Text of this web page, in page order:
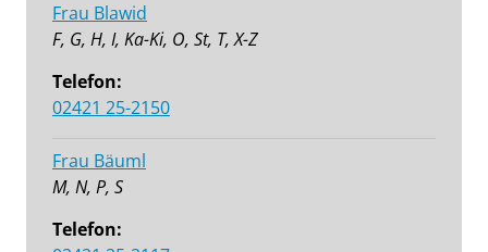
Frau Blawid
F, G, H, I, Ka-Ki, O, St, T, X-Z
Telefon:
02421 25-2150
Frau Bäuml
M, N, P, S
Telefon: